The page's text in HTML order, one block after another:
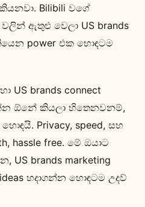
Bilibili වගේ
වලින් ඇතුළු වෙලා US brands
power එක හොඳටම
US brands connect
ඕනේ කියලා හිතෙනවනම්,
Privacy, speed, සහ
hassle free. මේ ඔයාට
US brands marketing
හදාගන්න හොඳටම උදව්